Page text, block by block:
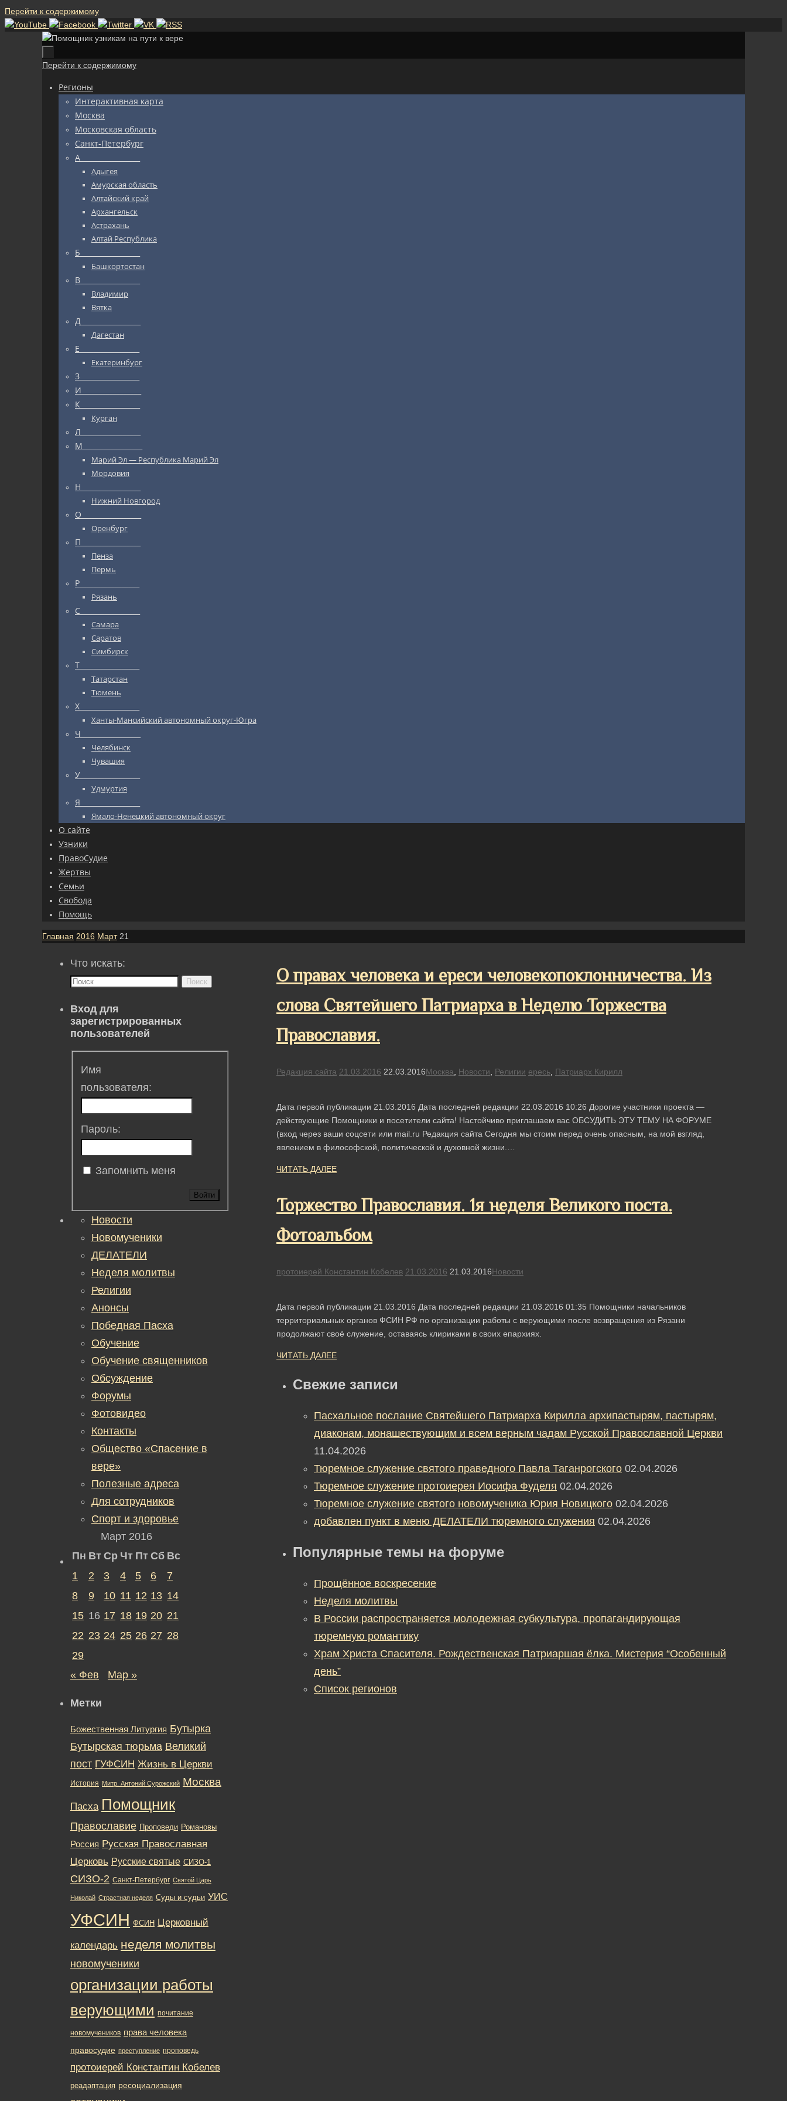
Перейти к содержимому
Перейти к содержимому
Регионы
Интерактивная карта
Москва
Московская область
Санкт-Петербург
А_________________
Адыгея
Амурская область
Алтайский край
Архангельск
Астрахань
Алтай Республика
Б_________________
Башкортостан
В_________________
Владимир
Вятка
Д_________________
Дагестан
Е_________________
Екатеринбург
З_________________
И_________________
К_________________
Курган
Л_________________
М_________________
Марий Эл — Республика Марий Эл
Мордовия
Н_________________
Нижний Новгород
О_________________
Оренбург
П_________________
Пенза
Пермь
Р_________________
Рязань
С_________________
Самара
Саратов
Симбирск
Т_________________
Татарстан
Тюмень
Х_________________
Ханты-Мансийский автономный округ-Югра
Ч_________________
Челябинск
Чувашия
У_________________
Удмуртия
Я_________________
Ямало-Ненецкий автономный округ
О сайте
Узники
ПравоСудие
Жертвы
Семьи
Свобода
Помощь
Главная 2016 Март 21
О правах человека и ереси человекопоклонничества. Из
слова Святейшего Патриарха в Неделю Торжества
Православия.
Редакция сайта 21.03.2016 22.03.2016Москва Новости Религии ересь Патриарх Кирилл
Дата первой публикации 21.03.2016 Дата последней редакции 22.03.2016 10:26 Дорогие участники проекта —
действующие Помощники и посетители сайта! Настойчиво приглашаем вас ОБСУДИТЬ ЭТУ ТЕМУ НА ФОРУМЕ
(вход через ваши соцсети или mail.ru Редакция сайта Сегодня мы стоим перед очень опасным, на мой взгляд,
явлением в философской, политической и духовной жизни.…
ЧИТАТЬ ДАЛЕЕ
Торжество Православия. 1я неделя Великого поста.
Фотоальбом
протоиерей Константин Кобелев 21.03.2016 21.03.2016Новости
Дата первой публикации 21.03.2016 Дата последней редакции 21.03.2016 01:35 Помощники начальников
территориальных органов ФСИН РФ по организации работы с верующими после возвращения из Рязани
продолжают своё служение, оставаясь клириками в своих епархиях.
ЧИТАТЬ ДАЛЕЕ
Свежие записи
Пасхальное послание Святейшего Патриарха Кирилла архипастырям, пастырям,
диаконам, монашествующим и всем верным чадам Русской Православной Церкви
11.04.2026
Тюремное служение святого праведного Павла Таганрогского 02.04.2026
Тюремное служение протоиерея Иосифа Фуделя 02.04.2026
Тюремное служение святого новомученика Юрия Новицкого 02.04.2026
добавлен пункт в меню ДЕЛАТЕЛИ тюремного служения 02.04.2026
Популярные темы на форуме
Прощённое воскресение
Неделя молитвы
В России распространяется молодежная субкультура, пропагандирующая
тюремную романтику
Храм Христа Спасителя. Рождественская Патриаршая ёлка. Мистерия “Особенный
день”
Список регионов
Что искать:
Поиск
Вход для
зарегистрированных
пользователей
Имя
пользователя:
Пароль:
Запомнить меня
Войти
Новости
Новомученики
ДЕЛАТЕЛИ
Неделя молитвы
Религии
Анонсы
Победная Пасха
Обучение
Обучение священников
Обсуждение
Форумы
Фотовидео
Контакты
Общество «Спасение в
вере»
Полезные адреса
Для сотрудников
Спорт и здоровье
Март 2016
Пн Вт Ср Чт Пт Сб Вс
1
2 3 4 5 6
7
8
9 10 11 12 13 14
15 16 17 18 19 20 21
22 23 24 25 26 27 28
29
« Фев
Мар »
Метки
Божественная Литургия Бутырка
Бутырская тюрьма Великий
пост ГУФСИН Жизнь в Церкви
История Митр. Антоний Сурожский Москва
Пасха Помощник
Православие Проповеди Романовы
Россия Русская Православная
Церковь Русские святые СИЗО-1
СИЗО-2 Санкт-Петербург Святой Царь
Николай Страстная неделя Суды и судьи УИС
УФСИН ФСИН Церковный
календарь неделя молитвы
новомученики
организации работы
верующими почитание
новомучеников права человека
правосудие преступление проповедь
протоиерей Константин Кобелев
реадаптация ресоциализация